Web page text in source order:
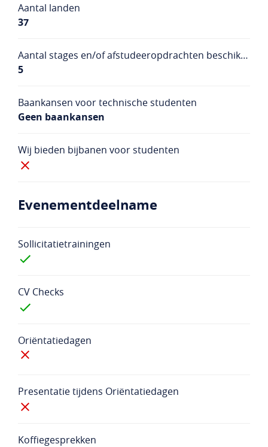
Aantal landen
37
Aantal stages en/of afstudeeropdrachten beschikbaar
5
Baankansen voor technische studenten
Geen baankansen
Wij bieden bijbanen voor studenten
Evenementdeelname
Sollicitatietrainingen
CV Checks
Oriëntatiedagen
Presentatie tijdens Oriëntatiedagen
Koffiegesprekken